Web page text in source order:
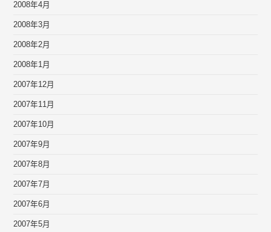
2008年4月
2008年3月
2008年2月
2008年1月
2007年12月
2007年11月
2007年10月
2007年9月
2007年8月
2007年7月
2007年6月
2007年5月